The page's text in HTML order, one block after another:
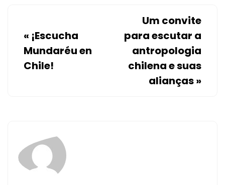
« ¡Escucha
Mundaréu en
Chile!
Um convite
para escutar a
antropologia
chilena e suas
alianças»